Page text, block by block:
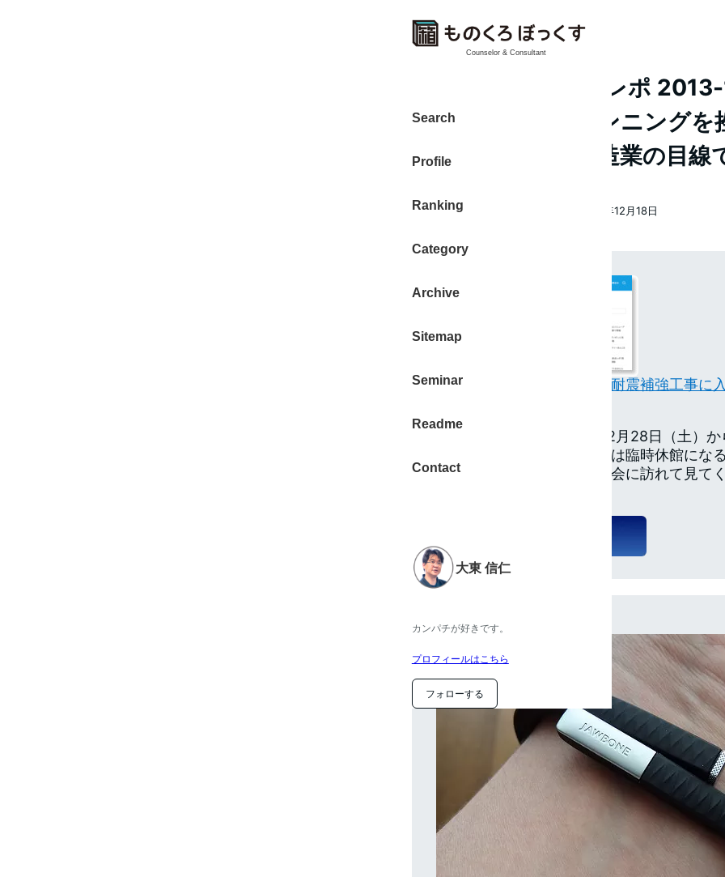
Counselor & Consultant
Search
Profile
Ranking
Category
Archive
Sitemap
Seminar
Readme
Contact
大東 信仁
カンパチが好きです。
プロフィールはこちら
フォローする
【ガジェット ものレポ
空気にふれる、ランニングを
が励まされた、製造業の目線
2013年12月18日
者
大東 信仁（ものくろ）
【青山】岡本太郎記念館が耐震補強工事に
岡本太郎記念館は2013年12月28日（土）
耐震補強工事のためその間は臨時休館にな
日までの開館なのでこの機会に訪れて見て